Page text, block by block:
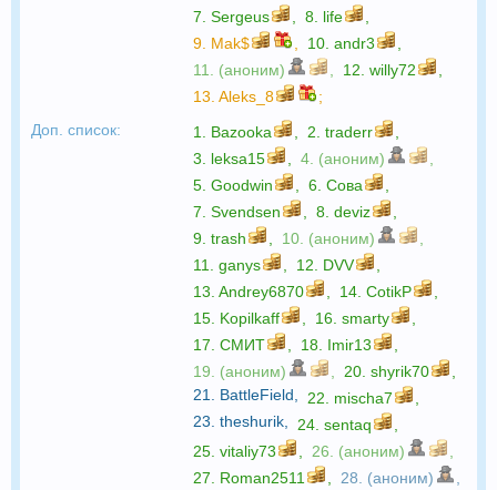
7. Sergeus 8. life
9. Mak$ 10. andr3
11. (аноним)
12. willy72
13. Aleks_8
;
Доп. список:
1. Bazooka 2. traderr
3. leksa15 4. (аноним)
5. Goodwin 6. Сова
7. Svendsen 8. deviz
9. trash 10. (аноним)
11. ganys 12. DVV
13. Andrey6870 14. CotikP
15. Kopilkaff 16. smarty
17. СМИТ 18. Imir13
19. (аноним)
20. shyrik70
21. BattleField 22. mischa7
23. theshurik 24. sentaq
25. vitaliy73 26. (аноним)
27. Roman2511 28. (аноним)